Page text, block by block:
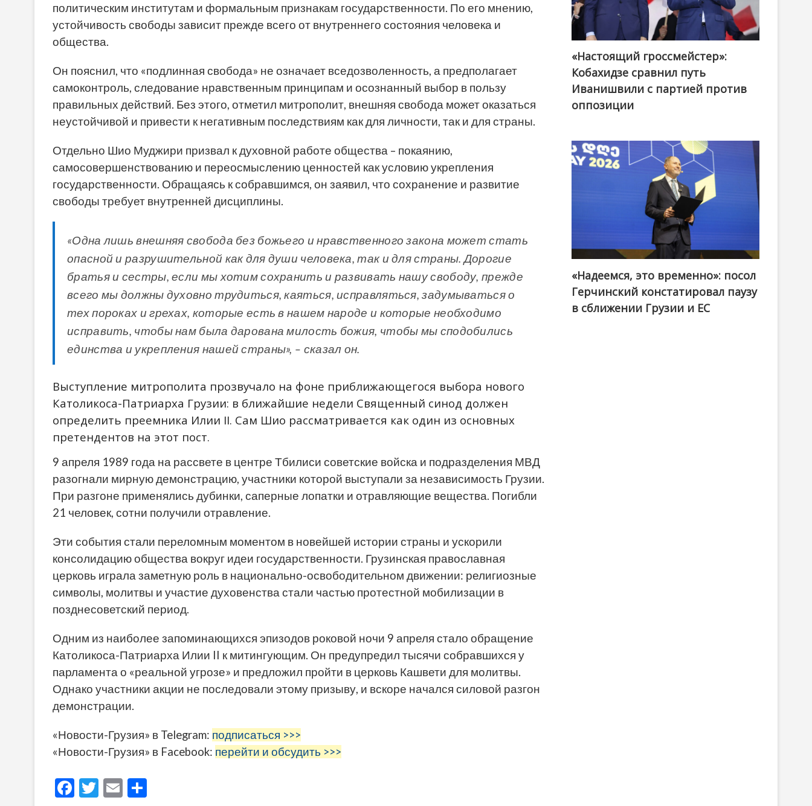
политическим институтам и формальным признакам государственности. По его мнению,
устойчивость свободы зависит прежде всего от внутреннего состояния человека и
общества.
Он пояснил, что «подлинная свобода» не означает вседозволенность, а предполагает
самоконтроль, следование нравственным принципам и осознанный выбор в пользу
правильных действий. Без этого, отметил митрополит, внешняя свобода может оказаться
неустойчивой и привести к негативным последствиям как для личности, так и для страны.
Отдельно Шио Муджири призвал к духовной работе общества – покаянию,
самосовершенствованию и переосмыслению ценностей как условию укрепления
государственности. Обращаясь к собравшимся, он заявил, что сохранение и развитие
свободы требует внутренней дисциплины.
«Одна лишь внешняя свобода без божьего и нравственного закона может стать
опасной и разрушительной как для души человека, так и для страны. Дорогие
братья и сестры, если мы хотим сохранить и развивать нашу свободу, прежде
всего мы должны духовно трудиться, каяться, исправляться, задумываться о
тех пороках и грехах, которые есть в нашем народе и которые необходимо
исправить, чтобы нам была дарована милость божия, чтобы мы сподобились
единства и укрепления нашей страны», – сказал он.
Выступление митрополита прозвучало на фоне приближающегося выбора нового
Католикоса-Патриарха Грузии: в ближайшие недели Священный синод должен
определить преемника Илии II. Сам Шио рассматривается как один из основных
претендентов на этот пост.
9 апреля 1989 года на рассвете в центре Тбилиси советские войска и подразделения МВД
разогнали мирную демонстрацию, участники которой выступали за независимость Грузии.
При разгоне применялись дубинки, саперные лопатки и отравляющие вещества. Погибли
21 человек, сотни получили отравление.
Эти события стали переломным моментом в новейшей истории страны и ускорили
консолидацию общества вокруг идеи государственности. Грузинская православная
церковь играла заметную роль в национально-освободительном движении: религиозные
символы, молитвы и участие духовенства стали частью протестной мобилизации в
позднесоветский период.
Одним из наиболее запоминающихся эпизодов роковой ночи 9 апреля стало обращение
Католикоса-Патриарха Илии II к митингующим. Он предупредил тысячи собравшихся у
парламента о «реальной угрозе» и предложил пройти в церковь Кашвети для молитвы.
Однако участники акции не последовали этому призыву, и вскоре начался силовой разгон
демонстрации.
«Новости-Грузия» в Telegram: подписаться >>>
«Новости-Грузия» в Facebook: перейти и обсудить >>>
F
T
E
@ქართული ოცნება / Georgian Dream
«Настоящий гроссмейстер»:
Кобахидзе сравнил путь
Иванишвили с партией против
оппозиции
«Надеемся, это временно»: посол
Герчинский констатировал паузу
в сближении Грузии и ЕС